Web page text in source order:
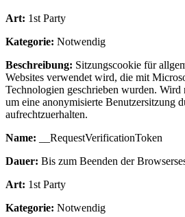
Art: 1st Party
Kategorie: Notwendig
Beschreibung: Sitzungscookie für
Websites verwendet wird, die mit
Technologien geschrieben wurden. Wird
um eine anonymisierte Benutzersitzung
aufrechtzuerhalten.
Name: __RequestVerificationToken
Dauer: Bis zum Beenden der
Art: 1st Party
Kategorie: Notwendig